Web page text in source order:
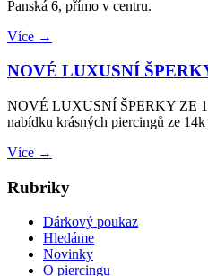
Panská 6, přímo v centru.
Více →
NOVÉ LUXUSNÍ
NOVÉ LUXUSNÍ ŠPERKY ZE
nabídku krásných piercingů ze 14k
Více →
Rubriky
Dárkový poukaz
Hledáme
Novinky
O piercingu